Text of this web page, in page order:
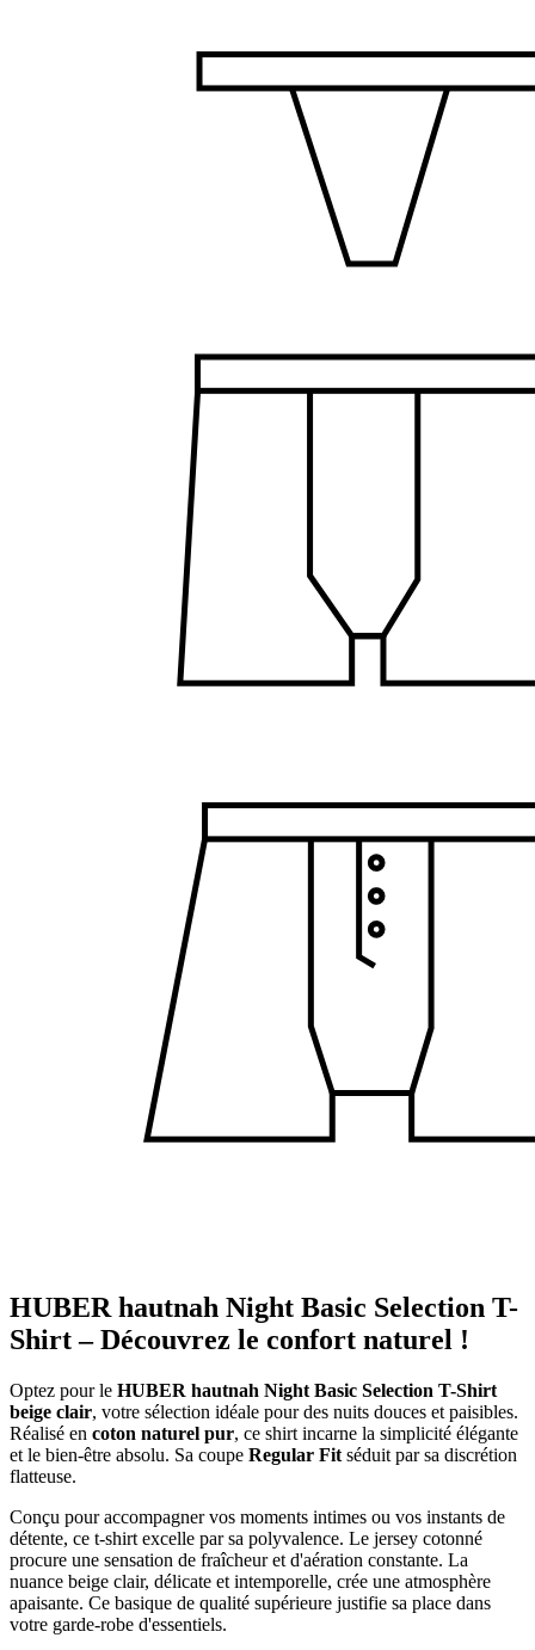
HUBER hautnah Night Basic Selection T-
Shirt – Découvrez le confort naturel !
Optez pour le HUBER hautnah Night Basic Selection T-Shirt
beige clair, votre sélection idéale pour des nuits douces et paisibles.
Réalisé en coton naturel pur, ce shirt incarne la simplicité élégante
et le bien-être absolu. Sa coupe Regular Fit séduit par sa discrétion
flatteuse.
Conçu pour accompagner vos moments intimes ou vos instants de
détente, ce t-shirt excelle par sa polyvalence. Le jersey cotonné
procure une sensation de fraîcheur et d'aération constante. La
nuance beige clair, délicate et intemporelle, crée une atmosphère
apaisante. Ce basique de qualité supérieure justifie sa place dans
votre garde-robe d'essentiels.